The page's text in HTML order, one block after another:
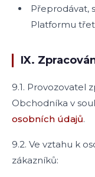
Přeprodávat,
Platformu
IX.
9.1. Provozovatel
Obchodníka v
osobních údajů.
9.2. Ve vztahu k
zákazníků: